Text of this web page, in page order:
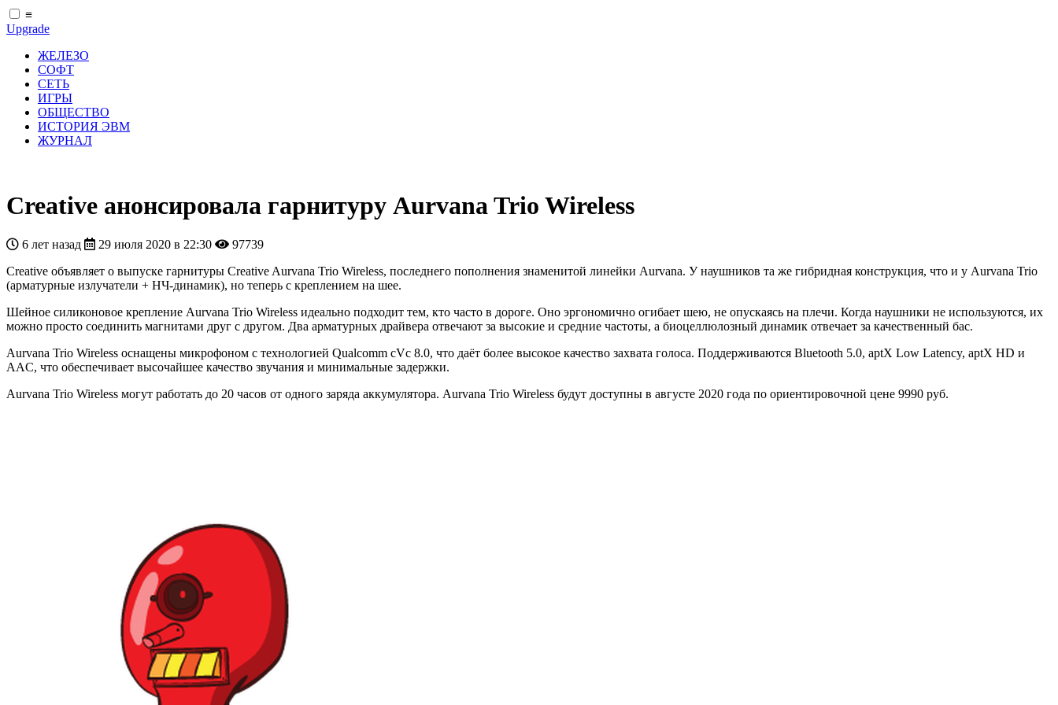
≡
Upgrade
ЖЕЛЕЗО
СОФТ
СЕТЬ
ИГРЫ
ОБЩЕСТВО
ИСТОРИЯ ЭВМ
ЖУРНАЛ
Creative анонсировала гарнитуру Aurvana Trio Wireless
6 лет назад 29 июля 2020 в 22:30
97739
Creative объявляет о выпуске гарнитуры Creative Aurvana Trio Wireless, последнего пополнения знаменитой линейки Aurvana. У наушников та же гибридная конструкция, что и у Aurvana Trio
(арматурные излучатели + НЧ-динамик), но теперь с креплением на шее.
Шейное силиконовое крепление Aurvana Trio Wireless идеально подходит тем, кто часто в дороге. Оно эргономично огибает шею, не опускаясь на плечи. Когда наушники не используются, их
можно просто соединить магнитами друг с другом. Два арматурных драйвера отвечают за высокие и средние частоты, а биоцеллюлозный динамик отвечает за качественный бас.
Aurvana Trio Wireless оснащены микрофоном с технологией Qualcomm cVc 8.0, что даёт более высокое качество захвата голоса. Поддерживаются Bluetooth 5.0, aptX Low Latency, aptX HD и
AAC, что обеспечивает высочайшее качество звучания и минимальные задержки.
Aurvana Trio Wireless могут работать до 20 часов от одного заряда аккумулятора. Aurvana Trio Wireless будут доступны в августе 2020 года по ориентировочной цене 9990 руб.